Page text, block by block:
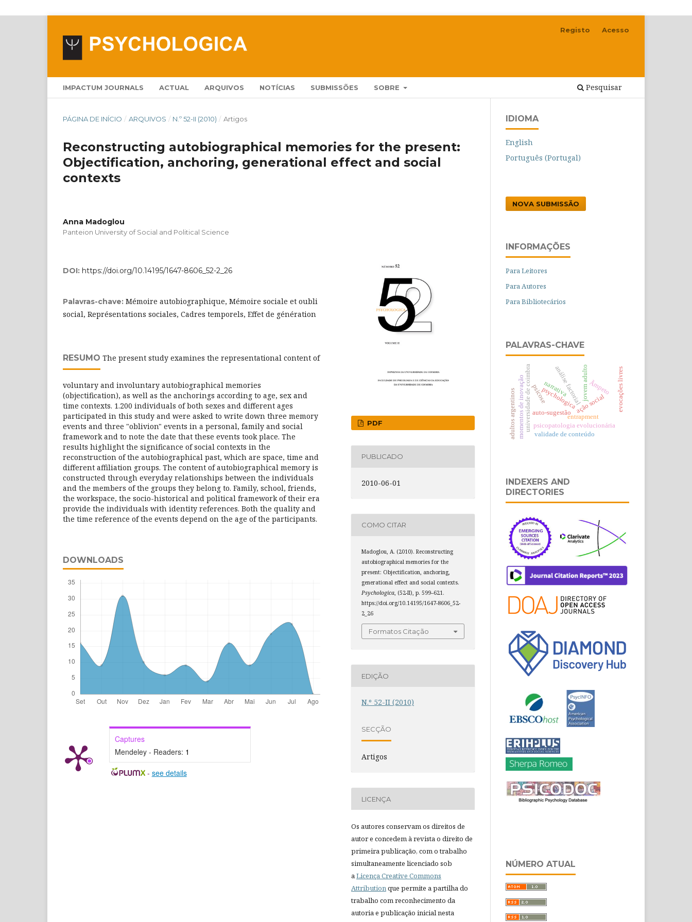
IMPACTUM JOURNALS ACTUAL ARQUIVOS NOTÍCIAS SUBMISSÕES SOBRE Pesquisar
Registo Acesso
PÁGINA DE INÍCIO / ARQUIVOS / N.º 52-II (2010) / Artigos
Reconstructing autobiographical memories for the present:
Objectification, anchoring, generational effect and social
contexts
Anna Madoglou
Panteion University of Social and Political Science
DOI: https://doi.org/10.14195/1647-8606_52-2_26
Palavras-chave: Mémoire autobiographique, Mémoire sociale et oubli
social, Représentations sociales, Cadres temporels, Effet de génération
RESUMO The present study examines the representational content of
voluntary and involuntary autobiographical memories
(objectification), as well as the anchorings according to age, sex and
time contexts. 1.200 individuals of both sexes and different ages
participated in this study and were asked to write down three memory
events and three "oblivion" events in a personal, family and social
framework and to note the date that these events took place. The
results highlight the significance of social contexts in the
reconstruction of the autobiographical past, which are space, time and
different affiliation groups. The content of autobiographical memory is
constructed through everyday relationships between the individuals
and the members of the groups they belong to. Family, school, friends,
the workspace, the socio-historical and political framework of their era
provide the individuals with identity references. Both the quality and
the time reference of the events depend on the age of the participants.
DOWNLOADS
Captures
Mendeley - Readers: 1
- see details
PDF
PUBLICADO
2010-06-01
COMO CITAR
Madoglou, A. (2010). Reconstructing
autobiographical memories for the
present: Objectification, anchoring,
generational effect and social contexts.
Psychologica, (52-II), p. 599–621.
https://doi.org/10.14195/1647-8606_52-
2_26
Formatos Citação
EDIÇÃO
N.º 52-II (2010)
SECÇÃO
Artigos
LICENÇA
Os autores conservam os direitos de
autor e concedem à revista o direito de
primeira publicação, com o trabalho
simultaneamente licenciado sob
aLicença Creative Commons
Attributionque permite a partilha do
trabalho com reconhecimento da
autoria e publicação inicial nesta
IDIOMA
English
Português (Portugal)
NOVA SUBMISSÃO
INFORMAÇÕES
Para Leitores
Para Autores
Para Bibliotecários
PALAVRAS-CHAVE
auto-sugestão ação social
universidade de coimbra psychologica
análise factorial
narrativa
momentos de inovação
entrapment
psicopatologia evolucionária
evocações livres
jovem adulto
validade de conteúdo
adultos argentinos psicose Ãmpeto
INDEXERS AND
DIRECTORIES
NÚMERO ATUAL